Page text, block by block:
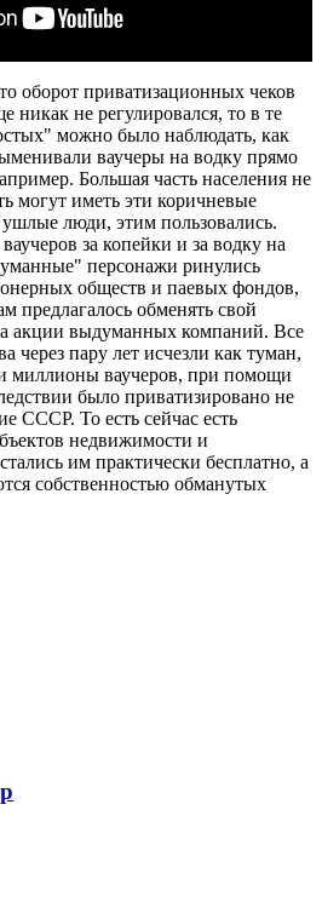
оборот приватизационных чеков
никак не регулировался, то в те
можно было наблюдать, как
ваучеры на водку прямо
Большая часть населения не
могут иметь эти коричневые
люди, этим пользовались.
за копейки и за водку на
персонажи ринулись
обществ и паевых фондов,
предлагалось обменять свой
акции выдуманных компаний. Все
через пару лет исчезли как туман,
миллионы ваучеров, при помощи
было приватизировано не
СССР. То есть сейчас есть
недвижимости и
им практически бесплатно, а
собственностью обманутых